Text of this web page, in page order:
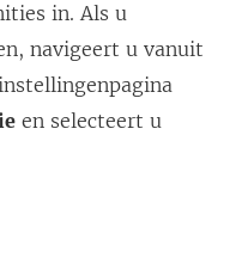
in. Als u
navigeert u vanuit
en selecteert u